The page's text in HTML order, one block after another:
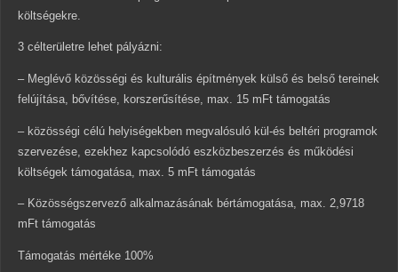
költségekre.
3 célterületre lehet pályázni:
– Meglévő közösségi és kulturális építmények külső és belső tereinek
felújítása, bővítése, korszerűsítése, max. 15 mFt támogatás
– közösségi célú helyiségekben megvalósuló kül-és beltéri programok
szervezése, ezekhez kapcsolódó eszközbeszerzés és működési
költségek támogatása, max. 5 mFt támogatás
– Közösségszervező alkalmazásának bértámogatása, max. 2,9718
mFt támogatás
Támogatás mértéke 100%